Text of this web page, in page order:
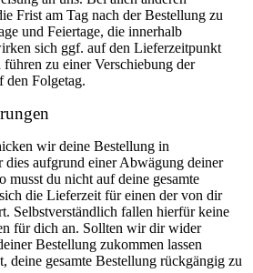
Frist am Tag nach der Bestellung zu
und Feiertage, die innerhalb
sich ggf. auf den Lieferzeitpunkt
zu einer Verschiebung der
den Folgetag.
wir deine Bestellung in
aufgrund einer Abwägung deiner
musst du nicht auf deine gesamte
die Lieferzeit für einen der von dir
Selbstverständlich fallen hierfür keine
für dich an. Sollten wir dir wider
Bestellung zukommen lassen
deine gesamte Bestellung rückgängig zu